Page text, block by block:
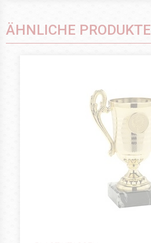
ÄHNLICHE PRODUKTE